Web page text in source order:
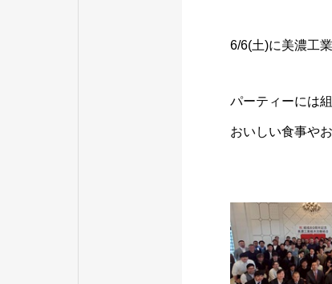
6/6(土)に美濃工
パーティーには
おいしい食事や